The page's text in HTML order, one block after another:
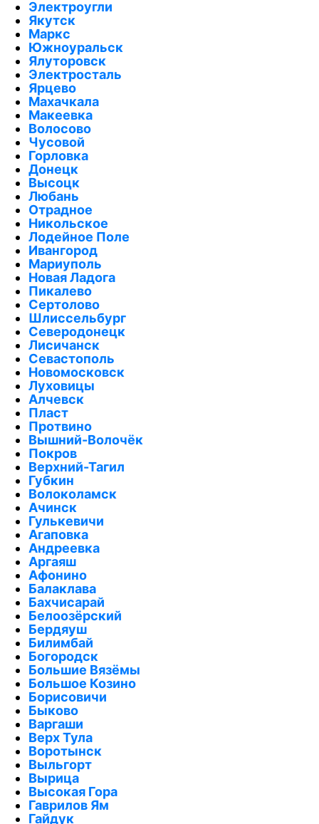
Электроугли
Якутск
Маркс
Южноуральск
Ялуторовск
Электросталь
Ярцево
Махачкала
Макеевка
Волосово
Чусовой
Горловка
Донецк
Высоцк
Любань
Отрадное
Никольское
Лодейное Поле
Ивангород
Мариуполь
Новая Ладога
Пикалево
Сертолово
Шлиссельбург
Северодонецк
Лисичанск
Севастополь
Новомосковск
Луховицы
Алчевск
Пласт
Протвино
Вышний-Волочёк
Покров
Верхний-Тагил
Губкин
Волоколамск
Ачинск
Гулькевичи
Агаповка
Андреевка
Аргаяш
Афонино
Балаклава
Бахчисарай
Белоозёрский
Бердяуш
Билимбай
Богородск
Большие Вязёмы
Большое Козино
Борисовичи
Быково
Варгаши
Верх Тула
Воротынск
Выльгорт
Вырица
Высокая Гора
Гаврилов Ям
Гайдук